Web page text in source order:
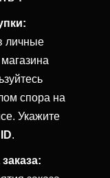
личные
спора на
Укажите
.